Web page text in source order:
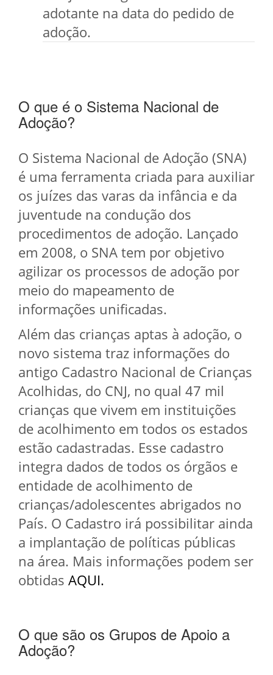
adotante na data do pedido de
adoção.
O que é o Sistema Nacional de
Adoção?
O Sistema Nacional de Adoção (SNA)
é uma ferramenta criada para auxiliar
os juízes das varas da infância e da
juventude na condução dos
procedimentos de adoção. Lançado
em 2008, o SNA tem por objetivo
agilizar os processos de adoção por
meio do mapeamento de
informações unificadas.
Além das crianças aptas à adoção, o
novo sistema traz informações do
antigo Cadastro Nacional de Crianças
Acolhidas, do CNJ, no qual 47 mil
crianças que vivem em instituições
de acolhimento em todos os estados
estão cadastradas. Esse cadastro
integra dados de todos os órgãos e
entidade de acolhimento de
crianças/adolescentes abrigados no
País. O Cadastro irá possibilitar ainda
a implantação de políticas públicas
na área. Mais informações podem ser
obtidas AQUI.
O que são os Grupos de Apoio a
Adoção?